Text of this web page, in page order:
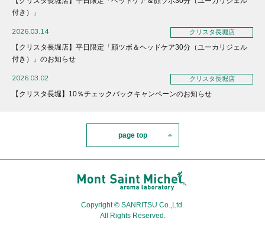
付き）」
2026.03.14 クリスタ長堀店
【クリスタ長堀店】平日限定「顔ツボ＆ヘッドケア30分（ユーカリジェル
付き）」のお知らせ
2026.03.02 クリスタ長堀店
【クリスタ長堀】10％チェックバックキャンペーンのお知らせ
page top
Copyright © SANRITSU Co.,Ltd.
All Rights Reserved.